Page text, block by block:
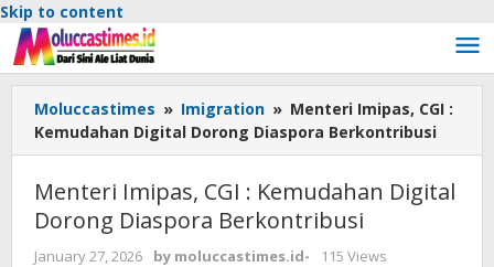
Skip to content
Moluccastimes » Imigration » Menteri Imipas, CGI :
Kemudahan Digital Dorong Diaspora Berkontribusi
Menteri Imipas, CGI : Kemudahan Digital
Dorong Diaspora Berkontribusi
January 27, 2026 by moluccastimes.id-
115 Views